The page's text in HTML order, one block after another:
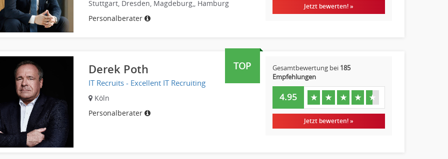
Stuttgart, Dresden, Magdeburg,, Hamburg
Personalberater
Jetzt bewerten! »
TOP
Derek Poth
IT Recruits - Excellent IT Recruiting
Köln
Personalberater
Gesamtbewertung bei 185
Empfehlungen
4.95 ★ ★ ★ ★ ★
Jetzt bewerten! »